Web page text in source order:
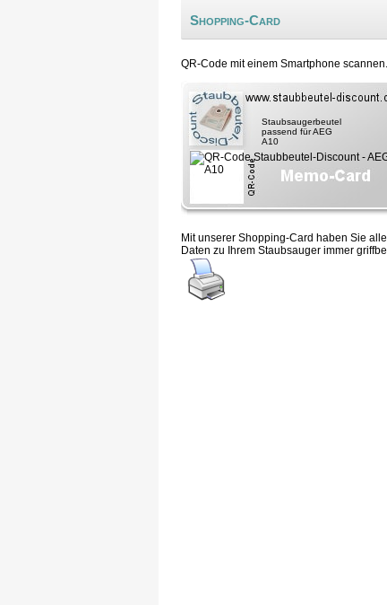
Shopping-Card
QR-Code mit einem Smartphone scannen.
Staubsaugerbeutel
passend für AEG
A10
Mit unserer Shopping-Card haben Sie alle
Daten zu Ihrem Staubsauger immer